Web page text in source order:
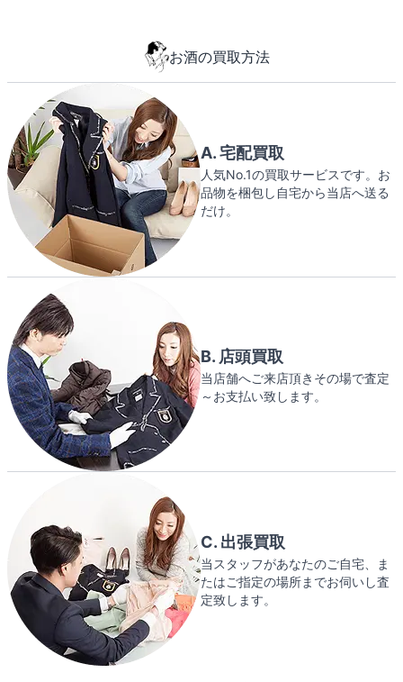
お酒の買取方法
A. 宅配買取
人気No.1の買取サービスです。お
品物を梱包し自宅から当店へ送る
だけ。
B. 店頭買取
当店舗へご来店頂きその場で査定
～お支払い致します。
C. 出張買取
当スタッフがあなたのご自宅、ま
たはご指定の場所までお伺いし査
定致します。